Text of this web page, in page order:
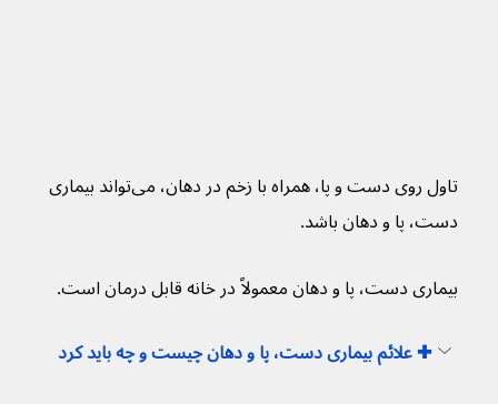
تاول روی دست و پا، همراه با زخم در دهان، می‌تواند بیماری
دست، پا و دهان باشد.
بیماری دست، پا و دهان معمولاً در خانه قابل درمان است.
✚ علائم بیماری دست، پا و دهان چیست و چه باید کرد